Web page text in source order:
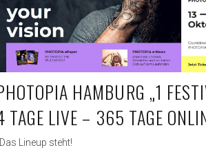
HAMBURG „1
TAGE LIVE – 365 TAGE
Lineup steht!